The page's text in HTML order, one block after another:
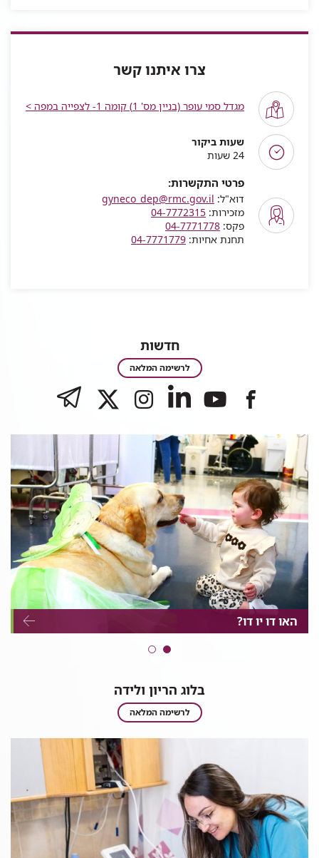
צרו איתנו קשר
מגדל סמי עופר (בניין מס' 1) קומה 1- לצפייה במפה >
שעות ביקור
24 שעות
פרטי התקשרות:
דוא"ל: gyneco_dep@rmc.gov.il
מזכירות: 04-7772315
פקס: 04-7771778
תחנת אחיות: 04-7771779
חדשות
חדשות
לרשימה המלאה
לעמוד
|
הקריה
הרפואית
לבריאות
האדם
בפייסבוק
לעמוד
של
|
הקריה
הרפואית
לבריאות
האדם
ביוטוב
לעמוד
של
הקריה
הרפואית
לבריאות
האדם
בלינקדאין
לעמוד
של
|
הקריה
הרפואית
לבריאות
האדם
באינסטגרם
לעמוד
של
הקריה
הרפואית
לבריאות
האדם
בטוויטר
TELEGRAM
האו דו יו דו?
בלוג הריון ולידה
בלוג
הריון
ולידה
לרשימה המלאה